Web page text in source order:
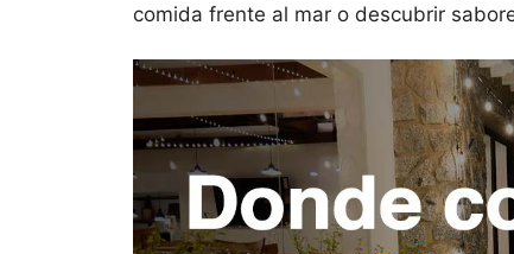
comida frente al mar o descubrir